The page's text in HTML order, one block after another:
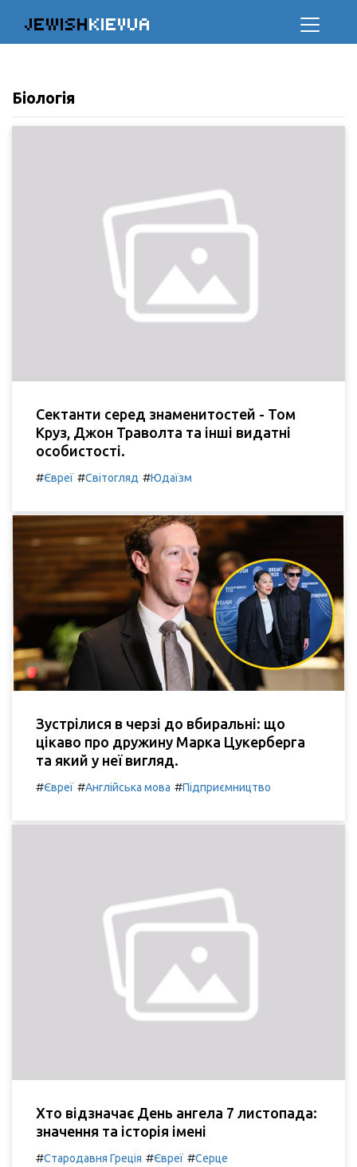
JEWISHKIEVUA
Біологія
Сектанти серед знаменитостей - Том
Круз, Джон Траволта та інші видатні
особистості.
#Євреї #Світогляд #Юдаїзм
Зустрілися в черзі до вбиральні: що
цікаво про дружину Марка Цукерберга
та який у неї вигляд.
#Євреї #Англійська мова #Підприємництво
Хто відзначає День ангела 7 листопада:
значення та історія імені
#Стародавня Греція #Євреї #Серце